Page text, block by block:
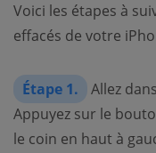
Voici les étapes à
effacés de votre
Étape 1.
Allez
Appuyez sur le
le coin en haut à